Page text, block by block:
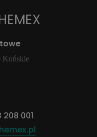
Końskie
001